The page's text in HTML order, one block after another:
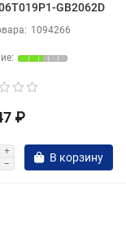
GB2062D
1094266
₽
В корзину